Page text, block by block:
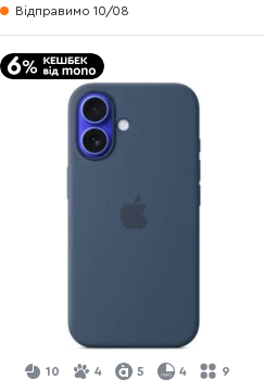
Відправимо 10/08
10 4 5 4 9